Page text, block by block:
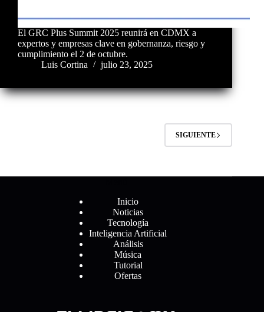
El GRC Plus Summit 2025 reunirá en CDMX a
expertos y empresas clave en gobernanza, riesgo y
cumplimiento el 2 de octubre.
Luis Cortina
julio 23, 2025
SIGUIENTE
Inicio
Noticias
Tecnología
Inteligencia Artificial
Análisis
Música
Tutorial
Ofertas